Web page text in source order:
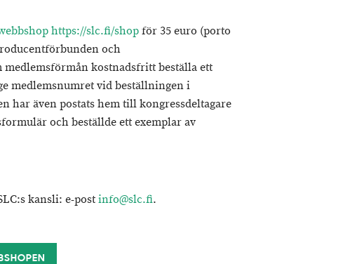
https://slc.fi/shopför 35 euro (porto
och
kostnadsfritt beställa ett
medlemsnumret vid beställningen i
har även postats hem till kongressdeltagare
och beställde ett exemplar av
kansli: e-postinfo@slc.fi.